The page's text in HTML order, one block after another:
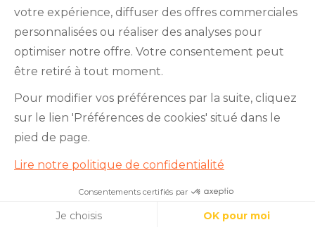
Réussissez votre TOEIC !
institutions qui gèrent les examens officiels du
BRIGHT English, de l’IELTS, du TOEFL ITP®, des
Cambridge B2 First et C1 Advanced, du TOEIC
Bridge™, du HSK®, du BRIGHT Español, du DELE,
votre expérience, diffuser des offres commerciales
personnalisées ou réaliser des analyses pour
optimiser notre offre. Votre consentement peut
être retiré à tout moment.
Pour modifier vos préférences par la suite, cliquez
sur le lien 'Préférences de cookies' situé dans le
pied de page.
Lire notre politique de confidentialité
Consentements certifiés par
Je choisis OK pour moi
Cookies